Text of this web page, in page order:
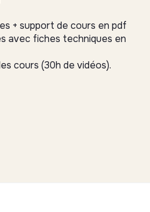
+ support de cours en pdf
avec fiches techniques en
cours (30h de vidéos).